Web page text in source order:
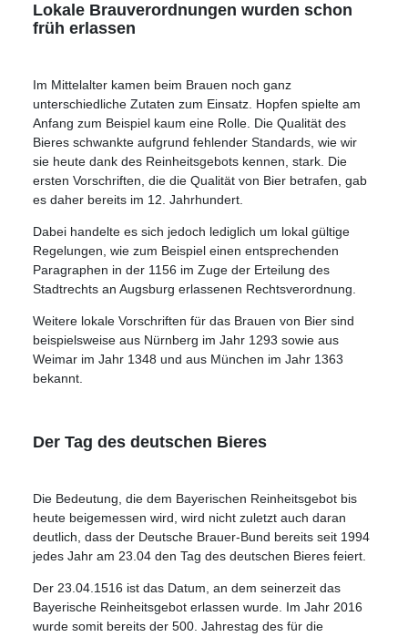
Lokale Brauverordnungen wurden schon
früh erlassen
Im Mittelalter kamen beim Brauen noch ganz
unterschiedliche Zutaten zum Einsatz. Hopfen spielte am
Anfang zum Beispiel kaum eine Rolle. Die Qualität des
Bieres schwankte aufgrund fehlender Standards, wie wir
sie heute dank des Reinheitsgebots kennen, stark. Die
ersten Vorschriften, die die Qualität von Bier betrafen, gab
es daher bereits im 12. Jahrhundert.
Dabei handelte es sich jedoch lediglich um lokal gültige
Regelungen, wie zum Beispiel einen entsprechenden
Paragraphen in der 1156 im Zuge der Erteilung des
Stadtrechts an Augsburg erlassenen Rechtsverordnung.
Weitere lokale Vorschriften für das Brauen von Bier sind
beispielsweise aus Nürnberg im Jahr 1293 sowie aus
Weimar im Jahr 1348 und aus München im Jahr 1363
bekannt.
Der Tag des deutschen Bieres
Die Bedeutung, die dem Bayerischen Reinheitsgebot bis
heute beigemessen wird, wird nicht zuletzt auch daran
deutlich, dass der Deutsche Brauer-Bund bereits seit 1994
jedes Jahr am 23.04 den Tag des deutschen Bieres feiert.
Der 23.04.1516 ist das Datum, an dem seinerzeit das
Bayerische Reinheitsgebot erlassen wurde. Im Jahr 2016
wurde somit bereits der 500. Jahrestag des für die